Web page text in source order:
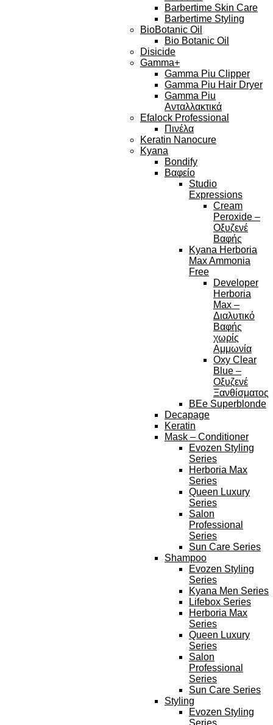
Barbertime Skin Care
Barbertime Styling
BioBotanic Oil
Bio Botanic Oil
Disicide
Gamma+
Gamma Piu Clipper
Gamma Piu Hair Dryer
Gamma Piu
Ανταλλακτικά
Efalock Professional
Πινέλα
Keratin Nanocure
Kyana
Bondify
Βαφείο
Studio
Expressions
Cream
Peroxide –
Οξυζενέ
Βαφής
Kyana Herboria
Max Ammonia
Free
Developer
Herboria
Max –
Διαλυτικό
Βαφής
χωρίς
Αμμωνία
Oxy Clear
Blue –
Οξυζενέ
Ξανθίσματος
BEe Superblonde
Decapage
Keratin
Mask – Conditioner
Evozen Styling
Series
Herboria Max
Series
Queen Luxury
Series
Salon
Professional
Series
Sun Care Series
Shampoo
Evozen Styling
Series
Kyana Men Series
Lifebox Series
Herboria Max
Series
Queen Luxury
Series
Salon
Professional
Series
Sun Care Series
Styling
Evozen Styling
Series